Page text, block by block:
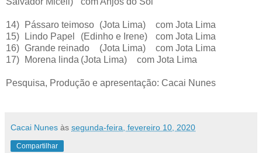
14) Pássaro teimoso (Jota Lima)
com Jota Lima
15)
Lindo Papel (Edinho e Irene)
com Jota Lima
16) Grande reinado (Jota Lima)
com Jota Lima
17)
Morena linda (Jota Lima) com Jota Lima
Pesquisa, Produção e apresentação: Cacai Nunes
Cacai Nunes às segunda-feira, fevereiro 10, 2020
Compartilhar